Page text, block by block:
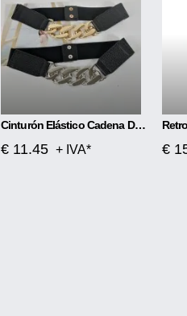
Cinturón Elástico Cadena De Metal Cintura Que Combina Con Todo A La Moda
€ 11.45 + IVA* €